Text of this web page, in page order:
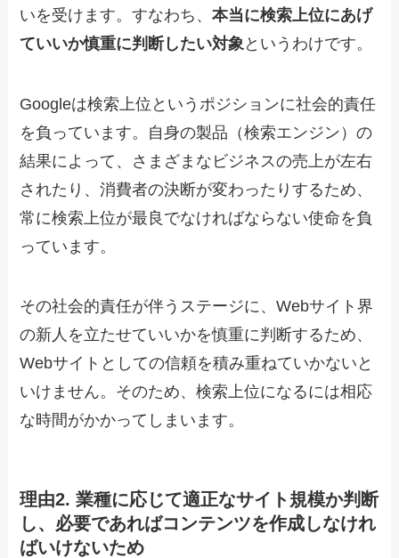
いを受けます。すなわち、本当に検索上位にあげ
ていいか慎重に判断したい対象 というわけです。
Googleは検索上位というポジションに社会的責任
を負っています。自身の製品（検索エンジン）の
結果によって、さまざまなビジネスの売上が左右
されたり、消費者の決断が変わったりするため、
常に検索上位が最良でなければならない使命を負
っています。
その社会的責任が伴うステージに、Webサイト界
の新人を立たせていいかを慎重に判断するため、
Webサイトとしての信頼を積み重ねていかないと
いけません。そのため、検索上位になるには相応
な時間がかかってしまいます。
理由2. 業種に応じて適正なサイト規模か判断
し、必要であればコンテンツを作成しなけれ
ばいけないため